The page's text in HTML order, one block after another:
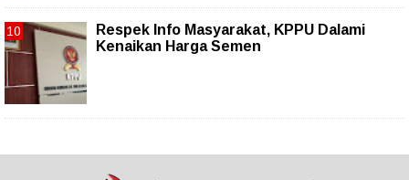
Respek Info Masyarakat, KPPU Dalami
Kenaikan Harga Semen